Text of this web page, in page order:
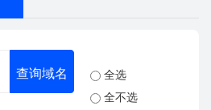
全选
全不选